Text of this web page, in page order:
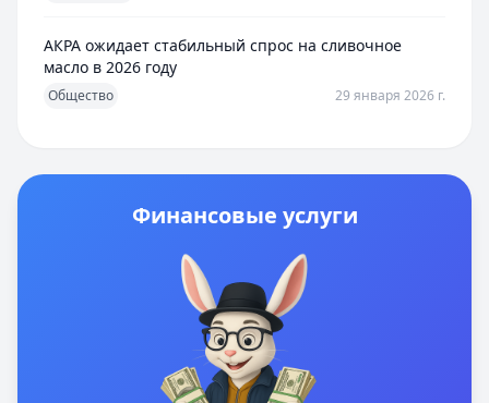
АКРА ожидает стабильный спрос на сливочное
масло в 2026 году
Общество 29 января 2026 г.
Финансовые услуги